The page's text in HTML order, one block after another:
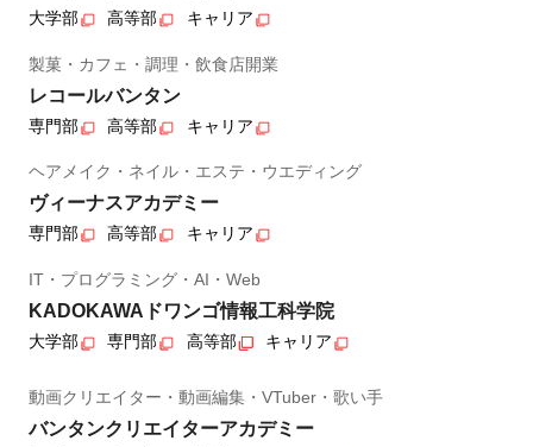
大学部 高等部 キャリア
製菓・カフェ・調理・飲食店開業
レコールバンタン
専門部 高等部 キャリア
ヘアメイク・ネイル・エステ・ウエディング
ヴィーナスアカデミー
専門部 高等部 キャリア
IT・プログラミング・AI・Web
KADOKAWAドワンゴ情報工科学院
大学部 専門部 高等部 キャリア
動画クリエイター・動画編集・VTuber・歌い手
バンタンクリエイターアカデミー